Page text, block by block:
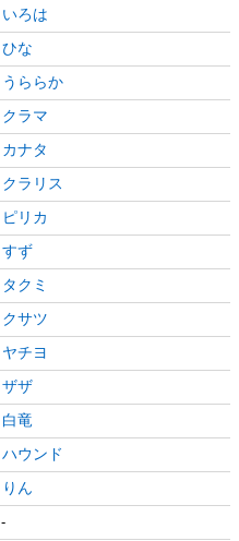
いろは
ひな
うららか
クラマ
カナタ
クラリス
ピリカ
すず
タクミ
クサツ
ヤチヨ
ザザ
白竜
ハウンド
りん
-